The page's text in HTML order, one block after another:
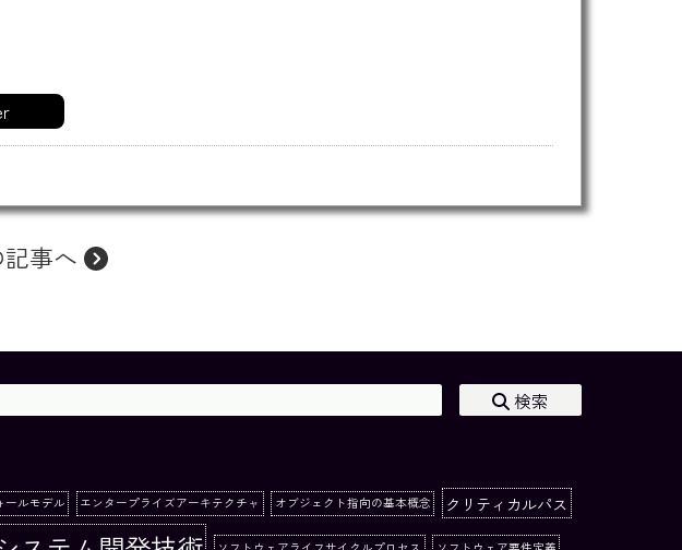
事へ
検索
ールモデル エンタープライズアーキテクチャ オブジェクト指向の基本概念 クリティカルパス
ソフトウェアライフサイクルプロセス ソフトウェア要件定義